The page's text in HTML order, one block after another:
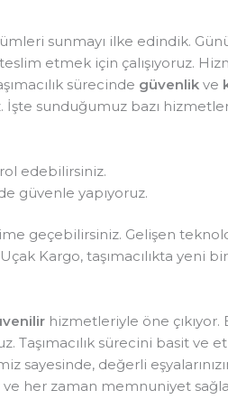
sunmayı ilke edindik.
etmek için çalışıyoruz.
sürecinde güvenlik ve
sunduğumuz bazı
edebilirsiniz.
güvenle yapıyoruz.
geçebilirsiniz. Gelişen
Kargo, taşımacılıkta yeni
hizmetleriyle öne
Taşımacılık sürecini basit
değerli
her zaman memnuniyet